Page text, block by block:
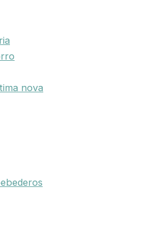
nova